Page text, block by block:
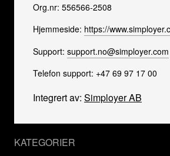
Org.nr: 556566-2508
Hjemmeside: https://
Support: support.no@simployer.com
Telefon support: +47 69 97 17 00
Integrert av: Simployer AB
KATEGORIER